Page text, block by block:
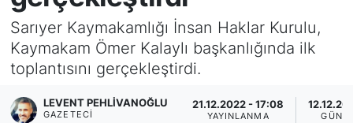
Sarıyer Kaymakamlığı İnsan Haklar Kurulu,
Kaymakam Ömer Kalaylı başkanlığında ilk
toplantısını gerçekleştirdi.
LEVENT PEHLIVANOĞLU
GAZETECI
21.12.2022 - 17:08
YAYINLANMA
KÖŞE YAZILARI
KÖŞE YAZILARI (Arşiv)
KÜLTÜR SANAT